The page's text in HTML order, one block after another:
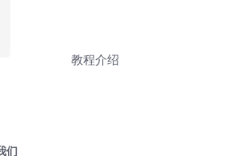
教程介绍
们